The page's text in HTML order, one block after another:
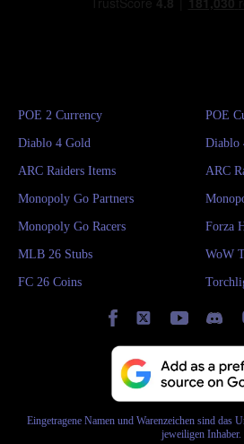
POE 2 Currency POE
Diablo 4 Gold Diablo
ARC Raiders Items ARC
Monopoly Go Partners
Monopoly Go Racers Forza
MLB 26 Stubs WoW
FC 26 Coins
Eingetragene Namen und Warenzeichen sind das
jeweiligen Inhaber.